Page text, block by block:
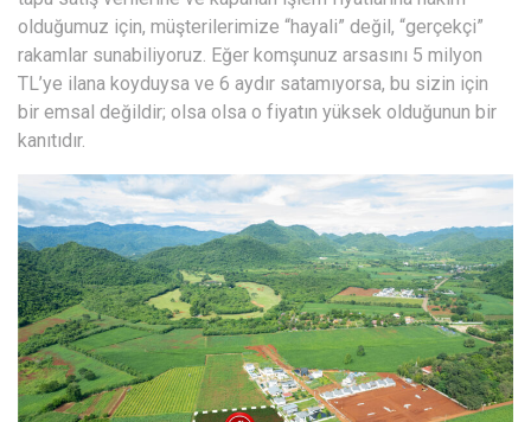
olduğumuz için, müşterilerimize “hayali” değil, “gerçekçi”
rakamlar sunabiliyoruz. Eğer komşunuz arsasını 5 milyon
TL’ye ilana koyduysa ve 6 aydır satamıyorsa, bu sizin için
bir emsal değildir; olsa olsa o fiyatın yüksek olduğunun bir
kanıtıdır.